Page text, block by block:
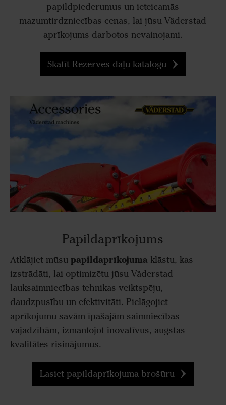
papildpiederumus un ieteicamās
mazumtirdzniecības cenas, lai jūsu Väderstad
aprīkojums darbotos nevainojami.
Skatīt Rezerves daļu katalogu
Papildaprīkojums
Atklājiet mūsu papildaprīkojuma klāstu, kas
izstrādāti, lai optimizētu jūsu Väderstad
lauksaimniecības tehnikas veiktspēju,
daudzpusību un efektivitāti. Pielāgojiet
aprīkojumu savām īpašajām saimniecības
vajadzībām, izmantojot inovatīvus, augstas
kvalitātes risinājumus.
Lasiet papildaprīkojuma brošūru